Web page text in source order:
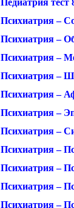
Педиатрия тест
Психиатрия –
Психиатрия –
Психиатрия –
Психиатрия –
Психиатрия –
Психиатрия –
Психиатрия –
Психиатрия –
Психиатрия –
Психиатрия –
Психиатрия –